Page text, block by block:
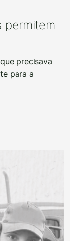
permitem
precisava
para a